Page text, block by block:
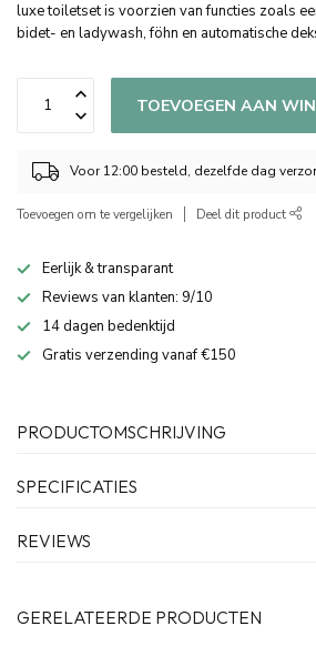
luxe toiletset is voorzien van functies zoals
bidet- en ladywash, föhn en automatische
TOEVOEGEN AAN
Voor 12:00 besteld, dezelfde dag
Toevoegen om te vergelijken Deel dit product
Eerlijk & transparant
Reviews van klanten: 9/10
14 dagen bedenktijd
Gratis verzending vanaf €150
PRODUCTOMSCHRIJVING
SPECIFICATIES
REVIEWS
GERELATEERDE PRODUCTEN